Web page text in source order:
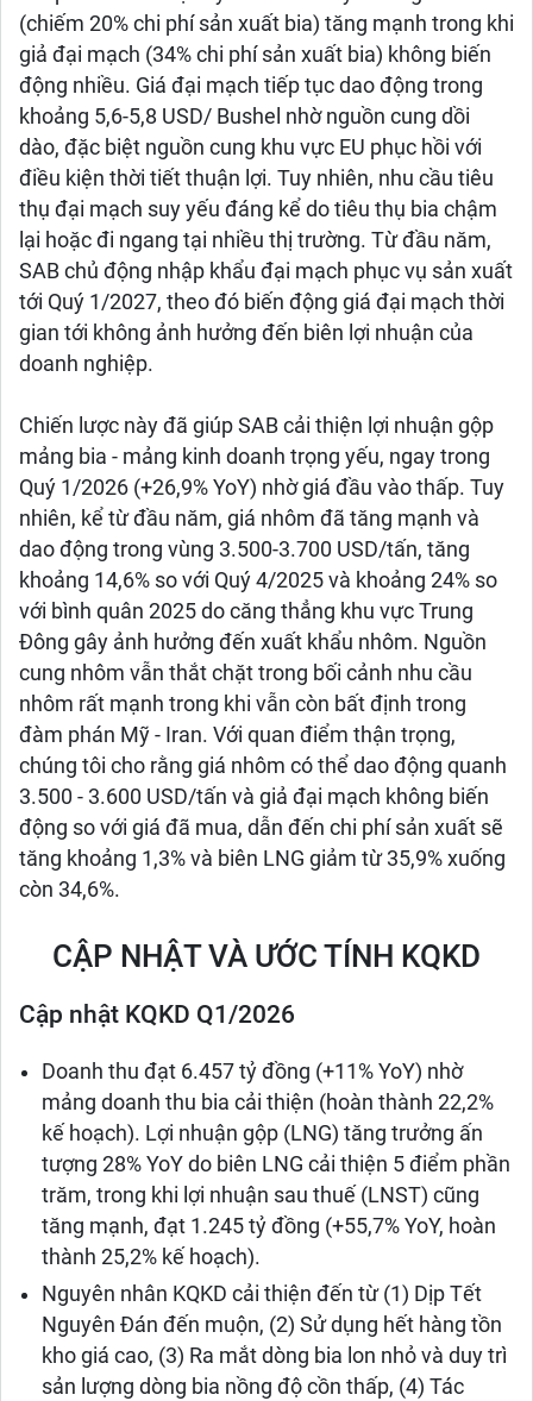
(chiếm 20% chi phí sản xuất bia) tăng mạnh trong khi
giả đại mạch (34% chi phí sản xuất bia) không biến
động nhiều. Giá đại mạch tiếp tục dao động trong
khoảng 5,6-5,8 USD/ Bushel nhờ nguồn cung dồi
dào, đặc biệt nguồn cung khu vực EU phục hồi với
điều kiện thời tiết thuận lợi. Tuy nhiên, nhu cầu tiêu
thụ đại mạch suy yếu đáng kể do tiêu thụ bia chậm
lại hoặc đi ngang tại nhiều thị trường. Từ đầu năm,
SAB chủ động nhập khẩu đại mạch phục vụ sản xuất
tới Quý 1/2027, theo đó biến động giá đại mạch thời
gian tới không ảnh hưởng đến biên lợi nhuận của
doanh nghiệp.
Chiến lược này đã giúp SAB cải thiện lợi nhuận gộp
mảng bia - mảng kinh doanh trọng yếu, ngay trong
Quý 1/2026 (+26,9% YoY) nhờ giá đầu vào thấp. Tuy
nhiên, kể từ đầu năm, giá nhôm đã tăng mạnh và
dao động trong vùng 3.500-3.700 USD/tấn, tăng
khoảng 14,6% so với Quý 4/2025 và khoảng 24% so
với bình quân 2025 do căng thẳng khu vực Trung
Đông gây ảnh hưởng đến xuất khẩu nhôm. Nguồn
cung nhôm vẫn thắt chặt trong bối cảnh nhu cầu
nhôm rất mạnh trong khi vẫn còn bất định trong
đàm phán Mỹ - Iran. Với quan điểm thận trọng,
chúng tôi cho rằng giá nhôm có thể dao động quanh
3.500 - 3.600 USD/tấn và giả đại mạch không biến
động so với giá đã mua, dẫn đến chi phí sản xuất sẽ
tăng khoảng 1,3% và biên LNG giảm từ 35,9% xuống
còn 34,6%.
CẬP NHẬT VÀ ƯỚC TÍNH KQKD
Cập nhật KQKD Q1/2026
Doanh thu đạt 6.457 tỷ đồng (+11% YoY) nhờ
mảng doanh thu bia cải thiện (hoàn thành 22,2%
kế hoạch). Lợi nhuận gộp (LNG) tăng trưởng ấn
tượng 28% YoY do biên LNG cải thiện 5 điểm phần
trăm, trong khi lợi nhuận sau thuế (LNST) cũng
tăng mạnh, đạt 1.245 tỷ đồng (+55,7% YoY, hoàn
thành 25,2% kế hoạch).
Nguyên nhân KQKD cải thiện đến từ (1) Dịp Tết
Nguyên Đán đến muộn, (2) Sử dụng hết hàng tồn
kho giá cao, (3) Ra mắt dòng bia lon nhỏ và duy trì
sản lượng dòng bia nồng độ cồn thấp, (4) Tác